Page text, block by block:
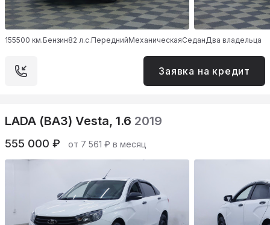
155500 км.Бензин82 л.с.ПереднийМеханическаяСедан Два владельца
Заявка на кредит
LADA (ВАЗ) Vesta, 1.6 2019
555 000 ₽ от 7 561 ₽ в месяц